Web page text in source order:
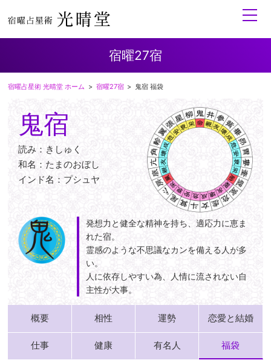
toggle
宿曜27宿
宿曜占星術 光晴堂 ホーム 宿曜27宿 鬼宿 福袋
鬼宿
読み：きしゅく
和名：たまのおぼし
インド名：プシュヤ
発想力と健全な精神を持ち、適応力に恵ま
れた宿。
霊感のような不思議なカンを備える人が多
い。
人に依存しやすい為、人情に流されない自
主性が大事。
概要 相性 運勢 恋愛と結婚
仕事 健康 有名人 福袋